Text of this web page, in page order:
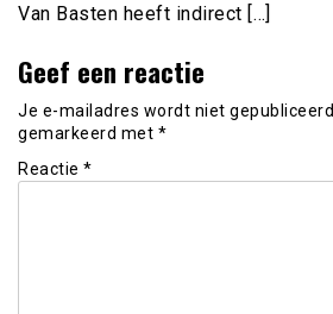
Van Basten heeft indirect […]
Geef een reactie
Je e-mailadres wordt niet gepubliceerd.
gemarkeerd met *
Reactie *